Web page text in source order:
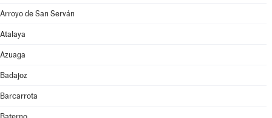
Arroyo de San Serván
Atalaya
Azuaga
Badajoz
Barcarrota